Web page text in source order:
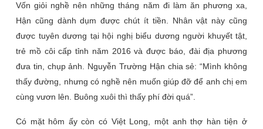
Vốn giỏi nghề nên những tháng năm đi làm ăn phương xa,
Hận cũng dành dụm được chút ít tiền. Nhân vật này cũng
được tuyên dương tại hội nghị biểu dương người khuyết tật,
trẻ mồ côi cấp tỉnh năm 2016 và được báo, đài địa phương
đưa tin, chụp ảnh. Nguyễn Trường Hận chia sẻ: “Mình không
thấy đường, nhưng có nghề nên muốn giúp đỡ để anh chị em
cùng vươn lên. Buông xuôi thì thấy phí đời quá”.
Có mặt hôm ấy còn có Việt Long, một anh thợ hàn tiện ở